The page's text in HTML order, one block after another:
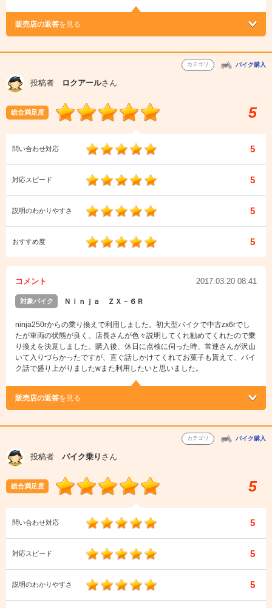
販売店の返答を見る
カテゴリ バイク購入
投稿者 ロクアールさん
総合満足度 5
問い合わせ対応 5
対応スピード 5
説明のわかりやすさ 5
おすすめ度 5
コメント 2017.03.20 08:41
対象バイク Ｎｉｎｊａ ＺＸ－６Ｒ
ninja250rからの乗り換えで利用しました。初大型バイクで中古zx6rでし
たが車両の状態が良く、店長さんが色々説明してくれ勧めてくれたので乗
り換えを決意しました。購入後、休日に点検に伺った時、常連さんが沢山
いて入りづらかったですが、直ぐ話しかけてくれてお菓子も貰えて、バイ
ク話で盛り上がりましたwまた利用したいと思いました。
販売店の返答を見る
カテゴリ バイク購入
投稿者 バイク乗り さん
総合満足度 5
問い合わせ対応 5
対応スピード 5
説明のわかりやすさ 5